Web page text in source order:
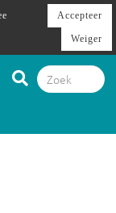
Accepteer
Weiger